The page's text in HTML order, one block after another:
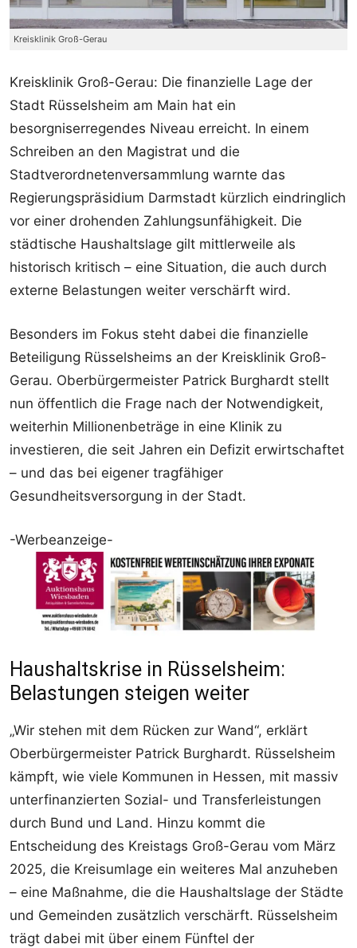
Kreisklinik Groß-Gerau
Kreisklinik Groß-Gerau: Die finanzielle Lage der
Stadt Rüsselsheim am Main hat ein
besorgniserregendes Niveau erreicht. In einem
Schreiben an den Magistrat und die
Stadtverordnetenversammlung warnte das
Regierungspräsidium Darmstadt kürzlich eindringlich
vor einer drohenden Zahlungsunfähigkeit. Die
städtische Haushaltslage gilt mittlerweile als
historisch kritisch – eine Situation, die auch durch
externe Belastungen weiter verschärft wird.
Besonders im Fokus steht dabei die finanzielle
Beteiligung Rüsselsheims an der Kreisklinik Groß-
Gerau. Oberbürgermeister Patrick Burghardt stellt
nun öffentlich die Frage nach der Notwendigkeit,
weiterhin Millionenbeträge in eine Klinik zu
investieren, die seit Jahren ein Defizit erwirtschaftet
– und das bei eigener tragfähiger
Gesundheitsversorgung in der Stadt.
-Werbeanzeige-
Haushaltskrise in Rüsselsheim:
Belastungen steigen weiter
„Wir stehen mit dem Rücken zur Wand“, erklärt
Oberbürgermeister Patrick Burghardt. Rüsselsheim
kämpft, wie viele Kommunen in Hessen, mit massiv
unterfinanzierten Sozial- und Transferleistungen
durch Bund und Land. Hinzu kommt die
Entscheidung des Kreistags Groß-Gerau vom März
2025, die Kreisumlage ein weiteres Mal anzuheben
– eine Maßnahme, die die Haushaltslage der Städte
und Gemeinden zusätzlich verschärft. Rüsselsheim
trägt dabei mit über einem Fünftel der